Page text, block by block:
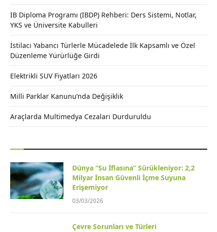
IB Diploma Programı (IBDP) Rehberi: Ders Sistemi, Notlar,
YKS ve Üniversite Kabulleri
İstilacı Yabancı Türlerle Mücadelede İlk Kapsamlı ve Özel
Düzenleme Yürürlüğe Girdi
Elektrikli SUV Fiyatları 2026
Milli Parklar Kanunu’nda Değişiklik
Araçlarda Multimedya Cezaları Durduruldu
Dünya “Su İflasına” Sürükleniyor: 2,2
Milyar İnsan Güvenli İçme Suyuna
Erişemiyor
03/03/2026
Çevre Sorunları ve Türleri